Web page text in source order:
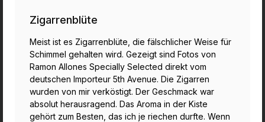
Zigarrenblüte
Meist ist es Zigarrenblüte, die fälschlicher Weise für
Schimmel gehalten wird. Gezeigt sind Fotos von
Ramon Allones Specially Selected direkt vom
deutschen Importeur 5th Avenue. Die Zigarren
wurden von mir verköstigt. Der Geschmack war
absolut herausragend. Das Aroma in der Kiste
gehört zum Besten, das ich je riechen durfte. Wenn